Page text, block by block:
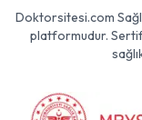
Doktorsitesi.com
platformudur.